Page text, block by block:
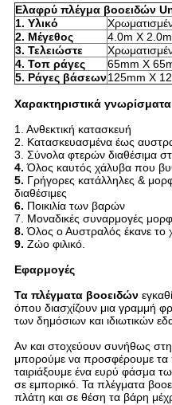
Ελαφρύ πλέγμα βοοειδών
1. Υλικό
2. Μέγεθος
4.0m X 2.0m
3. Τελειώστε
4. Τοπ ράγες
65mm X
5. Ράγες βάσεων125mm X
Χαρακτηριστικά γνωρίσματα
1. Ανθεκτική κατασκευή
2. Κατασκευασμένα έως
3. Σύνολα φτερών διαθέσιμα
4. Όλος καυτός χάλυβα που
5. Γρήγορες κατάλληλες &
διαθέσιμες
6. Ποικιλία των βαρών
7. Μοναδικές συναρμογές
8. Όλος ο Αυστραλός έκανε το
9. Ζώο φιλικό.
Εφαρμογές
Τα πλέγματα βοοειδών
όπου διασχίζουν μια γραμμή
των δημόσιων και ιδιωτικών
Αν και στοχεύουν συνήθως
μπορούμε να προσφέρουμε τα
ταιριάξουμε ένα ευρύ φάσμα
σε εμπορικό. Τα πλέγματα
πλάτη και σε θέση τα βάρη